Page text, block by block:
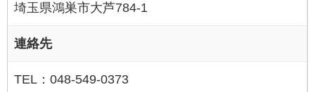
埼玉県鴻巣市大芦784-1
連絡先
TEL：048-549-0373